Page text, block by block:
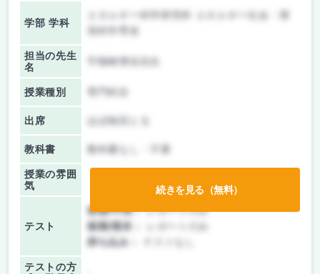
学部 学科
エネルギー科学研究科 エネルギー社会・環
担当の先生
名
宇根崎博信先生
授業種別
出席 ほぼ毎回とる
教科書 教科書なし・不要
授業の雰囲
気
テスト
前期/中間：レポートのみ
後期/期末：
持ち込み：
テストの方
続きを見る（無料）